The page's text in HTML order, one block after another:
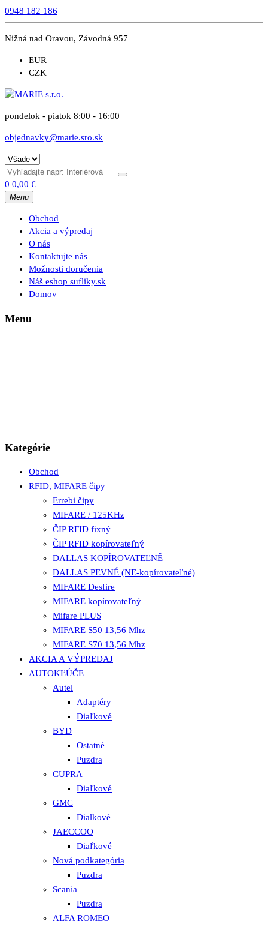
0948 182 186
Nižná nad Oravou, Závodná 957
EUR
CZK
pondelok - piatok 8:00 - 16:00
objednavky@marie.sro.sk
0 0,00 €
Menu
Obchod
Akcia a výpredaj
O nás
Kontaktujte nás
Možnosti doručenia
Náš eshop sufliky.sk
Domov
Menu
Kategórie
Obchod
RFID, MIFARE čipy
Errebi čipy
MIFARE / 125KHz
ČIP RFID fixný
ČIP RFID kopírovateľný
DALLAS KOPÍROVATEĽNĚ
DALLAS PEVNÉ (NE-kopírovateľné)
MIFARE Desfire
MIFARE kopírovateľný
Mifare PLUS
MIFARE S50 13,56 Mhz
MIFARE S70 13,56 Mhz
AKCIA A VÝPREDAJ
AUTOKĽÚČE
Autel
Adaptéry
Diaľkové
BYD
Ostatné
Puzdra
CUPRA
Diaľkové
GMC
Dialkové
JAECCOO
Diaľkové
Nová podkategória
Puzdra
Scania
Puzdra
ALFA ROMEO